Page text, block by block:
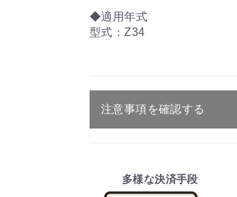
◆適用年式
型式：Z34
注意事項を確認する
・ご注文受付後、メ
多様な決済手段